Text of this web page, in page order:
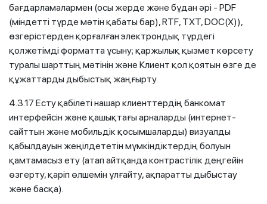
бағдарламалармен (осы жерде және бұдан әрі - PDF
(міндетті түрде мәтін қабаты бар), RTF, TXT, DOC(X)),
өзгерістерден қорғалған электрондық түрдегі
қолжетімді форматта ұсыну; қаржылық қызмет көрсету
туралы шарттың мәтінін және Клиент қол қоятын өзге де
құжаттарды дыбыстық жаңғырту.
4.3.17 Есту қабілеті нашар клиенттердің банкомат
интерфейсін және қашықтағы арналарды (интернет-
сайттын және мобильдік қосымшаларды) визуалды
қабылдауын жеңілдететін мүмкіндіктердің болуын
қамтамасыз ету (атап айтқанда контрастілік деңгейін
өзгерту, қаріп өлшемін ұлғайту, ақпаратты дыбыстау
және басқа).